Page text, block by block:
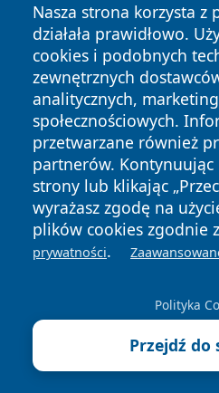
Nasza strona korzysta z
działała prawidłowo.
cookies i podobnych
zewnętrznych
analitycznych,
społecznościowych.
przetwarzane również
partnerów. Kontynuując
strony lub klikając
wyrażasz zgodę na
plików cookies zgodnie
prywatności.
Polityka
Przejdź do
Copyright © 2026
zastrzeżone.
News Autorzy
Polityka